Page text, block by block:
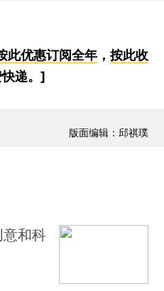
此优惠订阅全年， 按此收
快递。]
版面编辑：邱祺璞
和科